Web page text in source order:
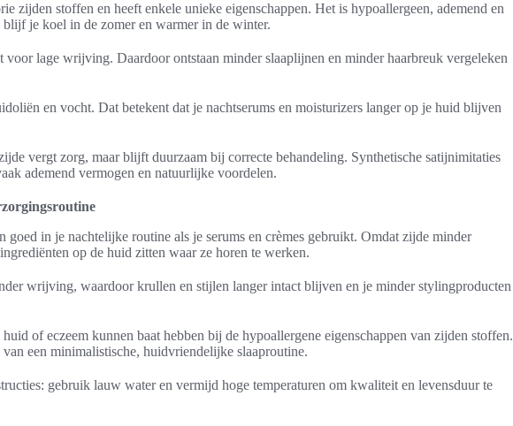
zijden stoffen en heeft enkele unieke eigenschappen. Het is hypoallergeen, ademend en
je koel in de zomer en warmer in de winter.
voor lage wrijving. Daardoor ontstaan minder slaaplijnen en minder haarbreuk vergeleken
en vocht. Dat betekent dat je nachtserums en moisturizers langer op je huid blijven
vergt zorg, maar blijft duurzaam bij correcte behandeling. Synthetische satijnimitaties
ademend vermogen en natuurlijke voordelen.
goed in je nachtelijke routine als je serums en crèmes gebruikt. Omdat zijde minder
op de huid zitten waar ze horen te werken.
wrijving, waardoor krullen en stijlen langer intact blijven en je minder stylingproducten
of eczeem kunnen baat hebben bij de hypoallergene eigenschappen van zijden stoffen.
een minimalistische, huidvriendelijke slaaproutine.
gebruik lauw water en vermijd hoge temperaturen om kwaliteit en levensduur te